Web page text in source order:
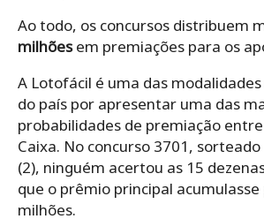
Ao todo, os concursos distribuem
milhõesem premiações para os
A Lotofácil é uma das
do país por apresentar uma das
probabilidades de premiação
Caixa. No concurso 3701,
(2), ninguém acertou as 15
que o prêmio principal acumulasse
milhões.